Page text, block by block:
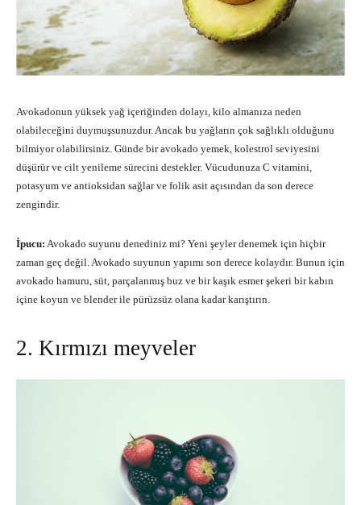
Avokadonun yüksek yağ içeriğinden dolayı, kilo almanıza neden
olabileceğini duymuşsunuzdur. Ancak bu yağların çok sağlıklı olduğunu
bilmiyor olabilirsiniz. Günde bir avokado yemek, kolestrol seviyesini
düşürür ve cilt yenileme sürecini destekler. Vücudunuza C vitamini,
potasyum ve antioksidan sağlar ve folik asit açısından da son derece
zengindir.
İpucu: Avokado suyunu denediniz mi? Yeni şeyler denemek için hiçbir
zaman geç değil. Avokado suyunun yapımı son derece kolaydır. Bunun için
avokado hamuru, süt, parçalanmış buz ve bir kaşık esmer şekeri bir kabın
içine koyun ve blender ile pürüzsüz olana kadar karıştırın.
2. Kırmızı meyveler